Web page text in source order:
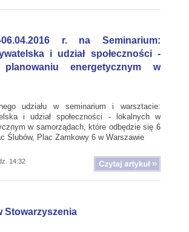
r. na Seminarium:
i udział społeczności -
energetycznym w
udziału w seminarium i warsztacie:
i udział społeczności - lokalnych w
w samorządach, które odbędzie się 6
Ślubów, Plac Zamkowy 6 w Warszawie
14:32
Stowarzyszenia